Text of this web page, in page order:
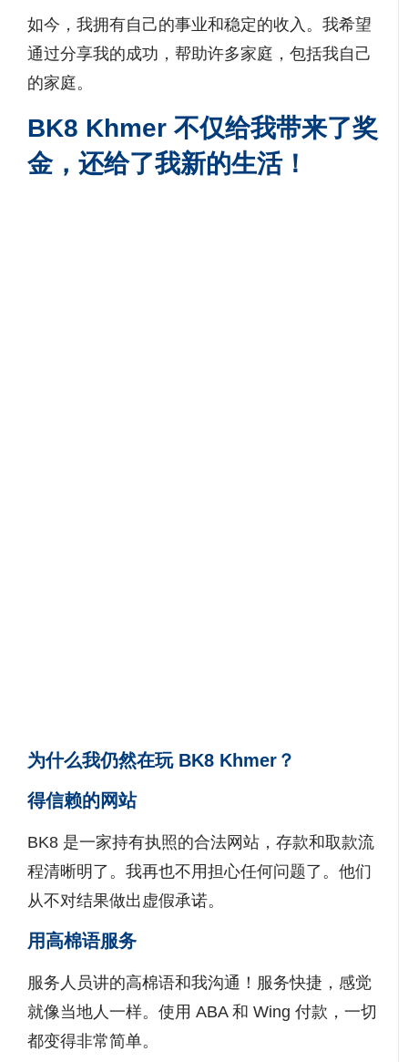
如今，我拥有自己的事业和稳定的收入。我希望
通过分享我的成功，帮助许多家庭，包括我自己
的家庭。
BK8 Khmer 不仅给我带来了奖
金，还给了我新的生活！
为什么我仍然在玩 BK8 Khmer？
得信赖的网站
BK8 是一家持有执照的合法网站，存款和取款流
程清晰明了。我再也不用担心任何问题了。他们
从不对结果做出虚假承诺。
用高棉语服务
服务人员讲的高棉语和我沟通！服务快捷，感觉
就像当地人一样。使用 ABA 和 Wing 付款，一切
都变得非常简单。